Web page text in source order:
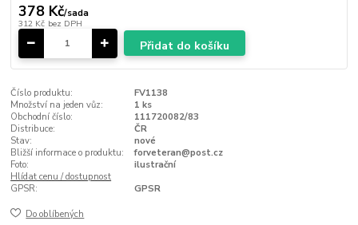
378 Kč/sada
312 Kč bez DPH
Přidat do košíku
Číslo produktu:
FV1138
Množství na jeden vůz:
1 ks
Obchodní číslo:
111720082/83
Distribuce:
ČR
Stav:
nové
Bližší informace o produktu:
forveteran@post.cz
Foto:
ilustrační
Hlídat cenu / dostupnost
GPSR:
GPSR
Do oblíbených